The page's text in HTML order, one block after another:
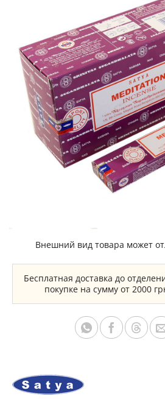
Внешний вид товара может
Бесплатная доставка до
покупке на сумму от 2000